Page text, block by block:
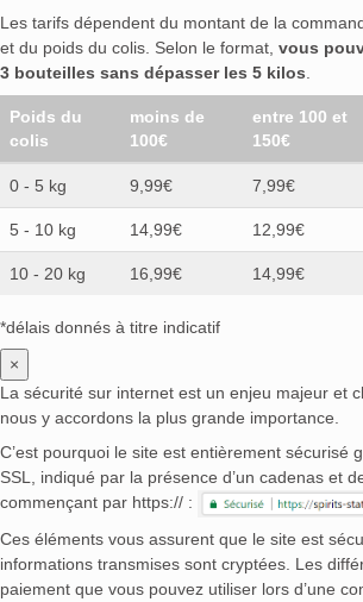
Les tarifs dépendent du montant de la
et du poids du colis. Selon le format, vous
3 bouteilles sans dépasser les 5 kilos.
Poids du
colis
moins de
100€
entre 100 et
150€
0 - 5 kg 9,99€ 7,99€
5 - 10 kg 14,99€ 12,99€
10 - 20 kg 16,99€ 14,99€
*délais donnés à titre indicatif
×
La sécurité sur internet est un enjeu majeur et
nous y accordons la plus grande importance.
C’est pourquoi le site est entièrement sécurisé
SSL, indiqué par la présence d’un cadenas et
commençant par https:// :
Ces éléments vous assurent que le site est
informations transmises sont cryptées. Les
paiement que vous pouvez utiliser lors d’une